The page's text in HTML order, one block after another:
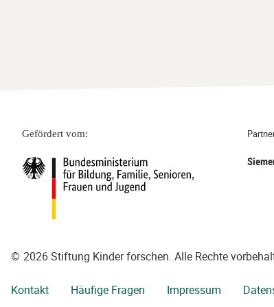
Gefördert vom:
© 2026 Stiftung Kinder forschen. Alle Rechte
Kontakt Häufige Fragen Impressum